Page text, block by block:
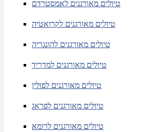
טיולים מאורגנים לאמסטרדם
טיולים מאורגנים לקרואטיה
טיולים מאורגנים להונגריה
טיולים מאורגנים למדריד
טיולים מאורגנים לפולין
טיולים מאורגנים לפראג
טיולים מאורגנים לרומא